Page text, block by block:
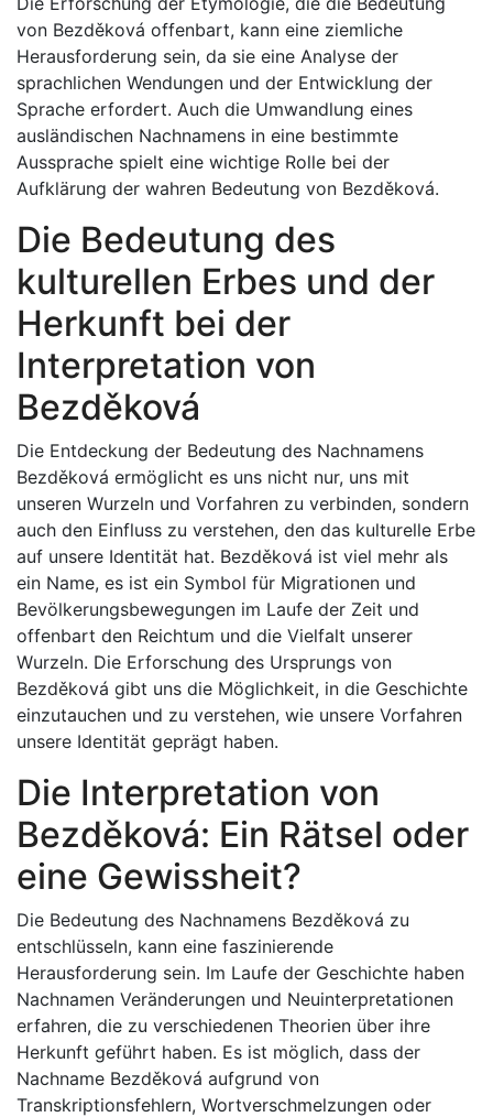
von Bezděková offenbart, kann eine ziemliche
Herausforderung sein, da sie eine Analyse der
sprachlichen Wendungen und der Entwicklung der
Sprache erfordert. Auch die Umwandlung eines
ausländischen Nachnamens in eine bestimmte
Aussprache spielt eine wichtige Rolle bei der
Aufklärung der wahren Bedeutung von Bezděková.
Die Bedeutung des
kulturellen Erbes und der
Herkunft bei der
Interpretation von
Bezděková
Die Entdeckung der Bedeutung des Nachnamens
Bezděková ermöglicht es uns nicht nur, uns mit
unseren Wurzeln und Vorfahren zu verbinden, sondern
auch den Einfluss zu verstehen, den das kulturelle Erbe
auf unsere Identität hat. Bezděková ist viel mehr als
ein Name, es ist ein Symbol für Migrationen und
Bevölkerungsbewegungen im Laufe der Zeit und
offenbart den Reichtum und die Vielfalt unserer
Wurzeln. Die Erforschung des Ursprungs von
Bezděková gibt uns die Möglichkeit, in die Geschichte
einzutauchen und zu verstehen, wie unsere Vorfahren
unsere Identität geprägt haben.
Die Interpretation von
Bezděková: Ein Rätsel oder
eine Gewissheit?
Die Bedeutung des Nachnamens Bezděková zu
entschlüsseln, kann eine faszinierende
Herausforderung sein. Im Laufe der Geschichte haben
Nachnamen Veränderungen und Neuinterpretationen
erfahren, die zu verschiedenen Theorien über ihre
Herkunft geführt haben. Es ist möglich, dass der
Nachname Bezděková aufgrund von
Transkriptionsfehlern, Wortverschmelzungen oder